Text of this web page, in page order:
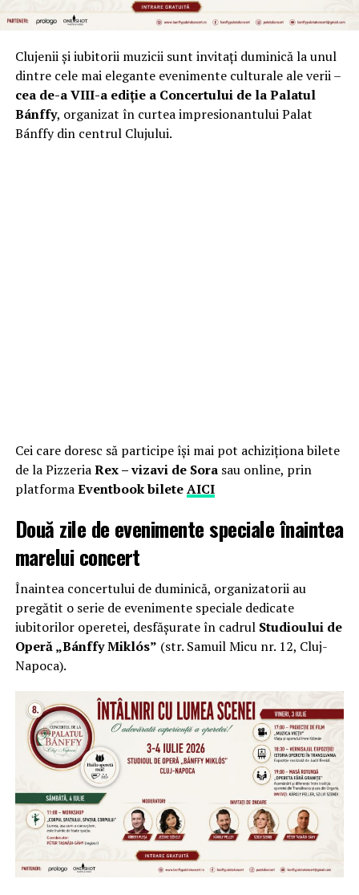
Clujenii și iubitorii muzicii sunt invitați duminică la unul
dintre cele mai elegante evenimente culturale ale verii –
cea de-a VIII-a ediție a Concertului de la Palatul
Bánffy, organizat în curtea impresionantului Palat
Bánffy din centrul Clujului.
Cei care doresc să participe își mai pot achiziționa bilete
de la PizzeriaRex – vizavi de Sora sau online, prin
platformaEventbook bileteAICI
Două zile de evenimente speciale înaintea
marelui concert
Înaintea concertului de duminică, organizatorii au
pregătit o serie de evenimente speciale dedicate
iubitorilor operetei, desfășurate în cadrul Studioului de
Operă „Bánffy Miklós” (str. Samuil Micu nr. 12, Cluj-
Napoca).